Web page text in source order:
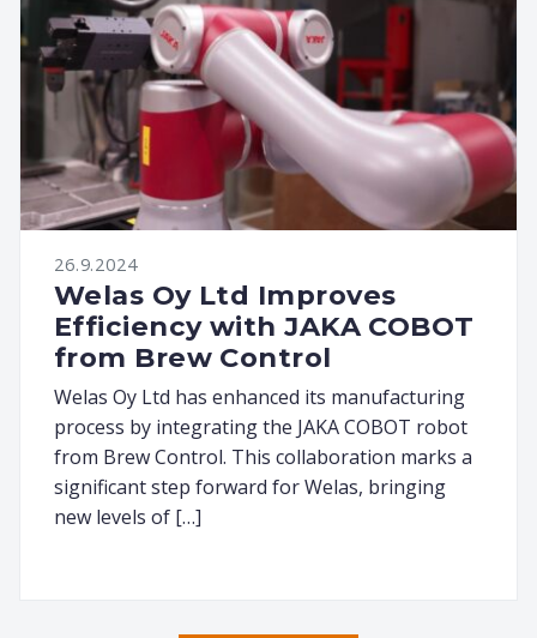
26.9.2024
Welas Oy Ltd Improves
Efficiency with JAKA COBOT
from Brew Control
Welas Oy Ltd has enhanced its manufacturing
process by integrating the JAKA COBOT robot
from Brew Control. This collaboration marks a
significant step forward for Welas, bringing
new levels of […]